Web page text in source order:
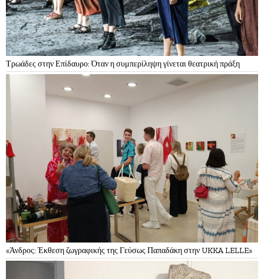
Τρωάδες στην Επίδαυρο: Όταν η συμπερίληψη γίνεται θεατρική πράξη
«Άνδρος: Έκθεση ζωγραφικής της Γεύσως Παπαδάκη στην UKKA LELLE»